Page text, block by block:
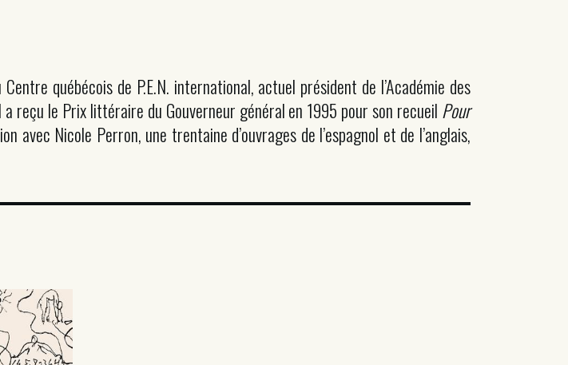
québécois de P.E.N. international, actuel président de l’Académie des
reçu le Prix littéraire du Gouverneur général en 1995 pour son recueil Pour
avec Nicole Perron, une trentaine d’ouvrages de l’espagnol et de l’anglais,